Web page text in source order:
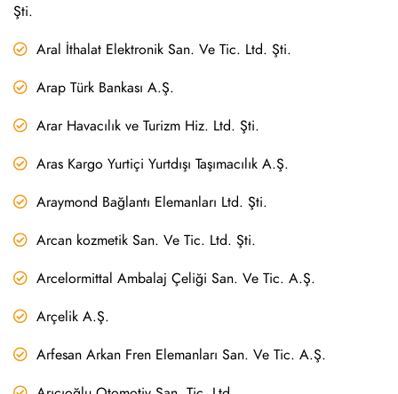
Şti.
Aral İthalat Elektronik San. Ve Tic. Ltd. Şti.
Arap Türk Bankası A.Ş.
Arar Havacılık ve Turizm Hiz. Ltd. Şti.
Aras Kargo Yurtiçi Yurtdışı Taşımacılık A.Ş.
Araymond Bağlantı Elemanları Ltd. Şti.
Arcan kozmetik San. Ve Tic. Ltd. Şti.
Arcelormittal Ambalaj Çeliği San. Ve Tic. A.Ş.
Arçelik A.Ş.
Arfesan Arkan Fren Elemanları San. Ve Tic. A.Ş.